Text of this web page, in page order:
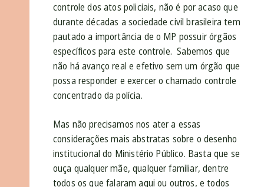
controle dos atos policiais, não é por acaso que
durante décadas a sociedade civil brasileira tem
pautado a importância de o MP possuir órgãos
específicos para este controle. Sabemos que
não há avanço real e efetivo sem um órgão que
possa responder e exercer o chamado controle
concentrado da polícia.
Mas não precisamos nos ater a essas
considerações mais abstratas sobre o desenho
institucional do Ministério Público. Basta que se
ouça qualquer mãe, qualquer familiar, dentre
todos os que falaram aqui ou outros, e todos